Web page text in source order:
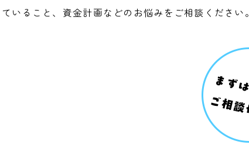
いること、資金計画などのお悩みをご相談ください。